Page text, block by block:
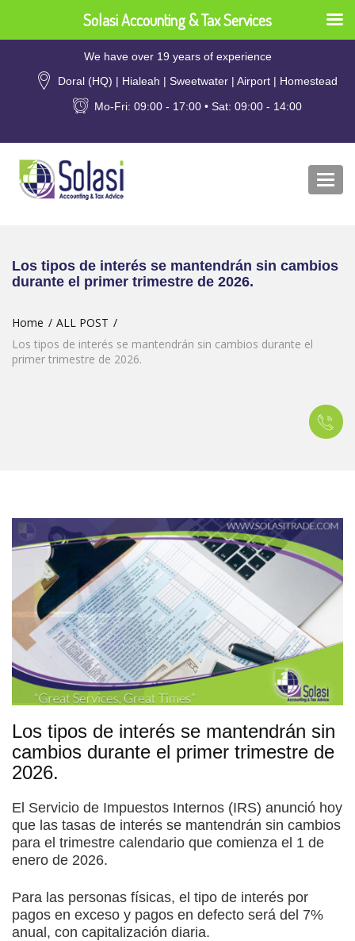
We have over 19 years of experience
Doral (HQ) | Hialeah | Sweetwater | Airport | Homestead
Mo-Fri: 09:00 - 17:00 • Sat: 09:00 - 14:00
Los tipos de interés se mantendrán sin cambios
durante el primer trimestre de 2026.
Home
ALL POST
Los tipos de interés se mantendrán sin cambios durante el
primer trimestre de 2026.
Los tipos de interés se mantendrán sin
cambios durante el primer trimestre de
2026.
El Servicio de Impuestos Internos (IRS) anunció hoy
que las tasas de interés se mantendrán sin cambios
para el trimestre calendario que comienza el 1 de
enero de 2026.
Para las personas físicas, el tipo de interés por
pagos en exceso y pagos en defecto será del 7%
anual, con capitalización diaria.
Solasi Accounting & Tax Services